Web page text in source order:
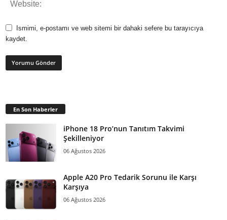
Ismimi, e-postamı ve web sitemi bir dahaki sefere bu tarayıcıya
kaydet.
En Son Haberler
iPhone 18 Pro’nun Tanıtım Takvimi
Şekilleniyor
06 Ağustos 2026
Apple A20 Pro Tedarik Sorunu ile Karşı
Karşıya
06 Ağustos 2026